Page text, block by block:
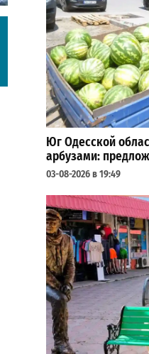
Юг Одесской
арбузами:
03-08-2026 в 19:49